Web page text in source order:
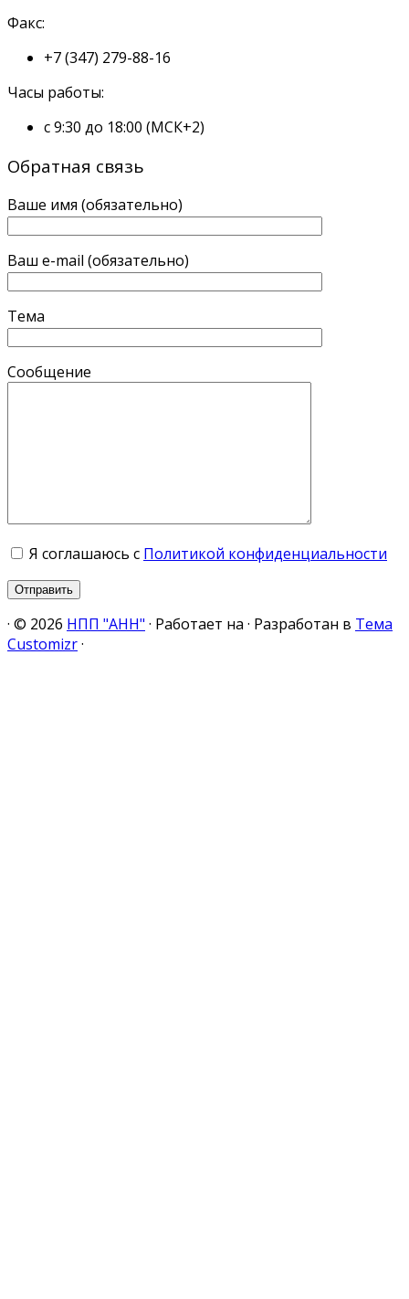
Факс:
+7 (347) 279-88-16
Часы работы:
с 9:30 до 18:00 (МСК+2)
Обратная связь
Ваше имя (обязательно)
Ваш e-mail (обязательно)
Тема
Сообщение
Я соглашаюсь с Политикой конфиденциальности
· © 2026 НПП "АНН" · Работает на · Разработан в Тема
Customizr·